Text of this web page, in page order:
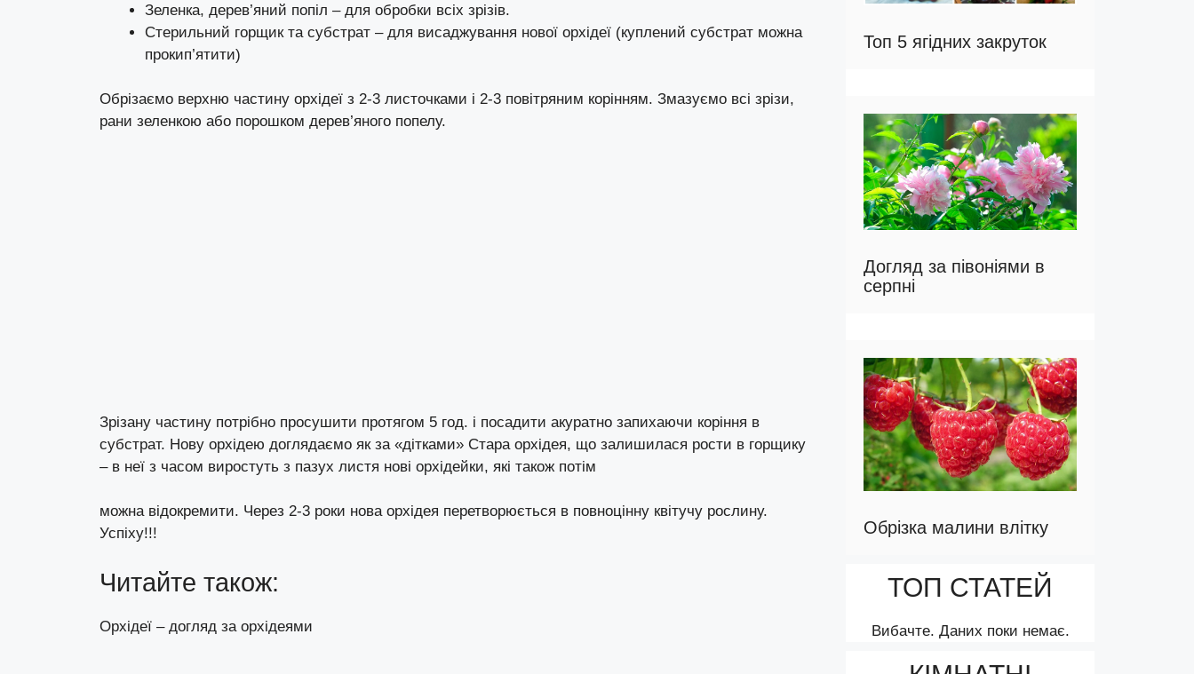
Зеленка, дерев’яний попіл – для обробки всіх зрізів.
Стерильний горщик та субстрат – для висаджування нової орхідеї (куплений субстрат можна
прокип’ятити)
Обрізаємо верхню частину орхідеї з 2-3 листочками і 2-3 повітряним корінням. Змазуємо всі зрізи,
рани зеленкою або порошком дерев’яного попелу.
Зрізану частину потрібно просушити протягом 5 год. і посадити акуратно запихаючи коріння в
субстрат. Нову орхідею доглядаємо як за «дітками» Стара орхідея, що залишилася рости в горщику
– в неї з часом виростуть з пазух листя нові орхідейки, які також потім
можна відокремити. Через 2-3 роки нова орхідея перетворюється в повноцінну квітучу рослину.
Успіху!!!
Читайте також:
Орхідеї – догляд за орхідеями
Топ 5 ягідних закруток
Догляд за півоніями в
серпні
Обрізка малини влітку
ТОП СТАТЕЙ
Вибачте. Даних поки немає.